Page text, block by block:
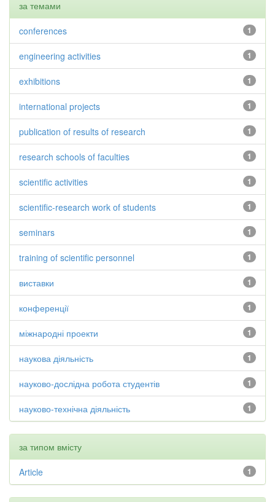
за темами
1
conferences
1
engineering activities
1
exhibitions
1
international projects
1
publication of results of research
1
research schools of faculties
1
scientific activities
1
scientific-research work of students
1
seminars
1
training of scientific personnel
1
виставки
1
конференції
1
міжнародні проекти
1
наукова діяльність
1
науково-дослідна робота студентів
1
науково-технічна діяльність
за типом вмісту
1
Article